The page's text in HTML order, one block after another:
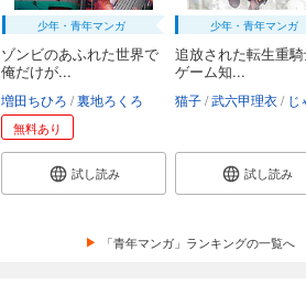
少年・青年マンガ
ゾンビのあふれた世界で
俺だけが...
増田ちひろ 裏地ろくろ
無料あり
試し読み
少年・青年マンガ
追放された転生重
ゲーム知...
猫子 武六甲理衣 じゃ
試し読み
「青年マンガ」ランキングの一覧へ